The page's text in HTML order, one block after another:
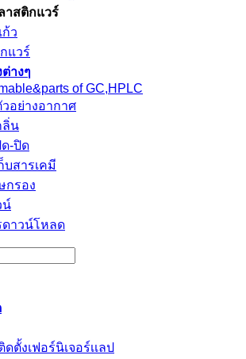
าสติกแวร์
ก้ว
แวร์
างๆ
of GC,HPLC
วอย่างอากาศ
ลิ่น
ด-ปิด
บสารเคมี
กรอง
น์
ดาวน์โหลด
ตั้งเฟอร์นิเจอร์เเลป